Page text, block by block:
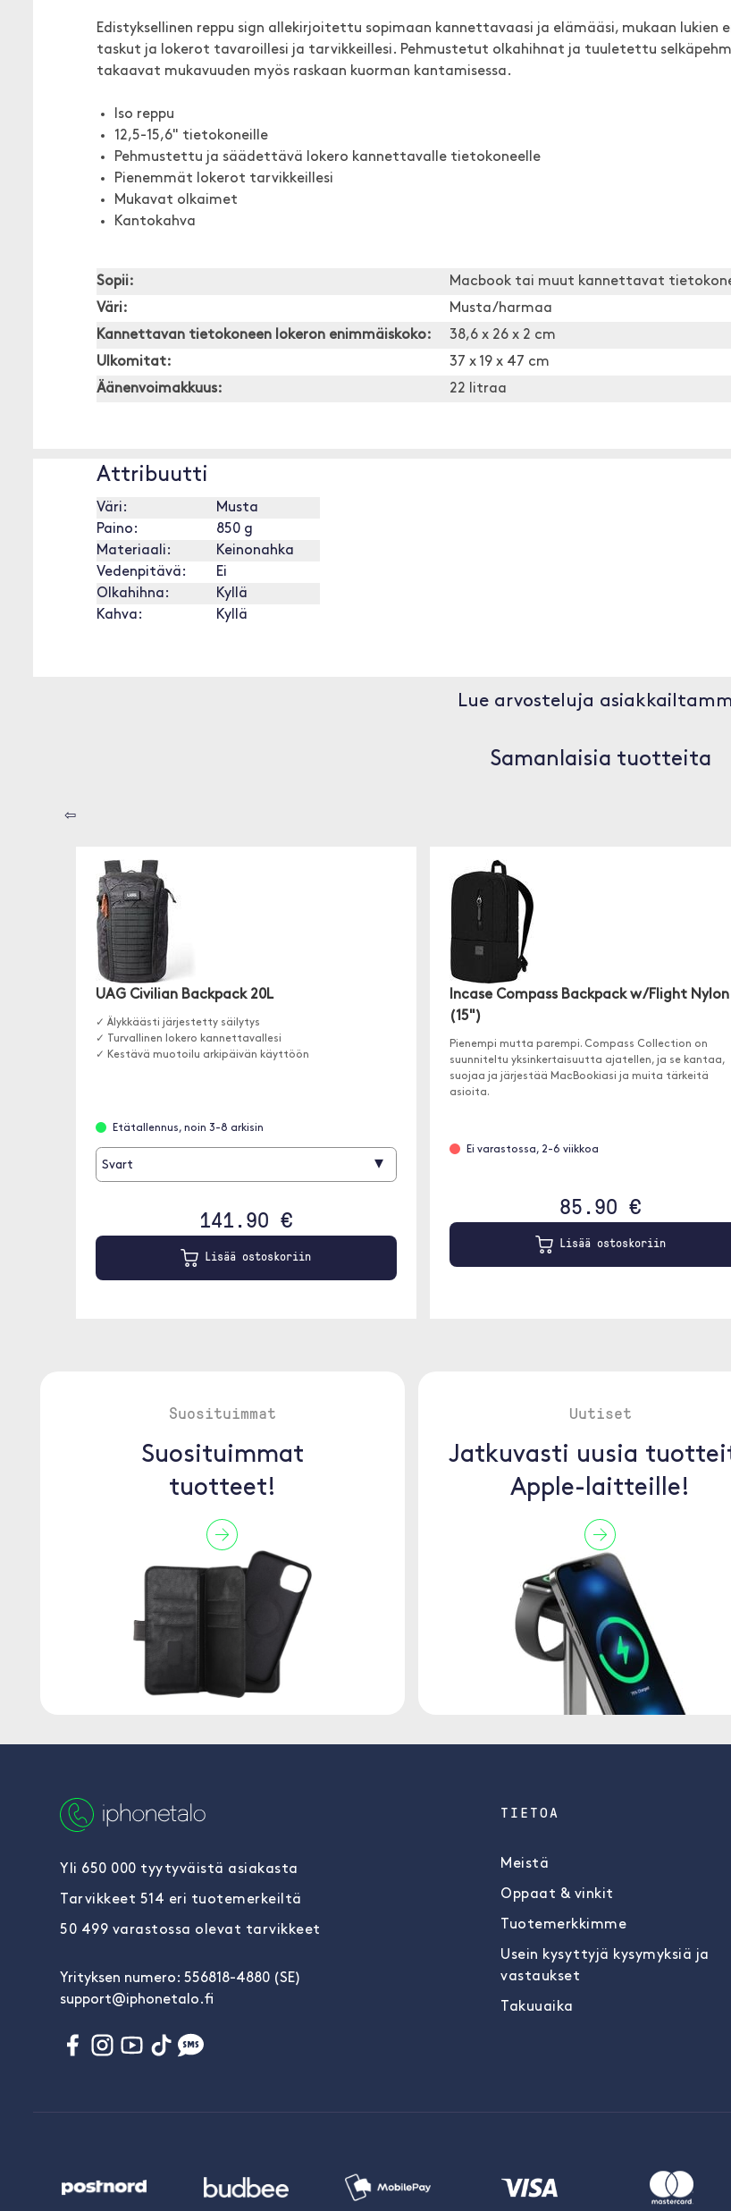
Edistyksellinen reppu sign allekirjoitettu sopimaan kannettavaasi ja elämääsi, mukaan lukien
taskut ja lokerot tavaroillesi ja tarvikkeillesi. Pehmustetut olkahihnat ja tuuletettu
takaavat mukavuuden myös raskaan kuorman kantamisessa.
Iso reppu
12,5-15,6" tietokoneille
Pehmustettu ja säädettävä lokero kannettavalle tietokoneelle
Pienemmät lokerot tarvikkeillesi
Mukavat olkaimet
Kantokahva
Sopii:
Macbook tai muut kannettavat
Väri:
Musta/harmaa
Kannettavan tietokoneen lokeron enimmäiskoko:
38,6 x 26 x 2 cm
Ulkomitat:
37 x 19 x 47 cm
Äänenvoimakkuus:
22 litraa
Attribuutti
Väri:
Musta
Paino:
850 g
Materiaali:
Keinonahka
Vedenpitävä:
Ei
Olkahihna:
Kyllä
Kahva:
Kyllä
Lue arvosteluja
Samanlaisia tuotteita
⇦
UAG Civilian Backpack 20L
✓ Älykkäästi järjestetty säilytys
✓ Turvallinen lokero kannettavallesi
✓ Kestävä muotoilu arkipäivän käyttöön
Etätallennus, noin 3-8 arkisin
Svart ▾
141.90 €
Lisää ostoskoriin
Incase Compass Backpack w/Flight Nylon
(15")
Pienempi mutta parempi. Compass Collection on
suunniteltu yksinkertaisuutta ajatellen, ja se kantaa,
suojaa ja järjestää MacBookiasi ja muita tärkeitä
asioita.
Ei varastossa, 2-6 viikkoa
85.90 €
Lisää ostoskoriin
Suosituimmat
Suosituimmat
tuotteet!
Uutiset
Jatkuvasti uusia
Apple-laitteille!
Yli 650 000 tyytyväistä asiakasta
Tarvikkeet 514 eri tuotemerkeiltä
50 499 varastossa olevat tarvikkeet
Yrityksen numero: 556818-4880 (SE)
support@iphonetalo.fi
TIETOA
Meistä
Oppaat & vinkit
Tuotemerkkimme
Usein kysyttyjä kysymyksiä ja
vastaukset
Takuuaika